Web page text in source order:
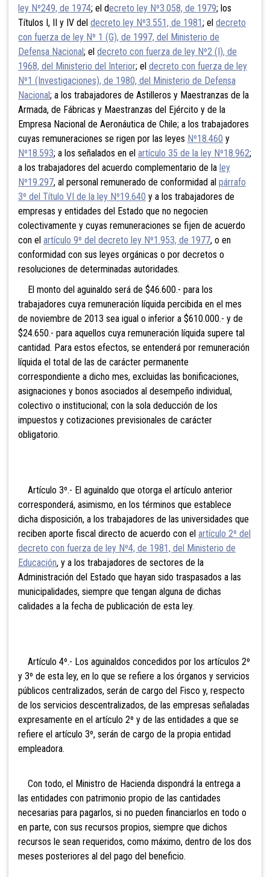
ley Nº249, de 1974; el decreto ley Nº3.058, de 1979; los
Títulos I, II y IV del decreto ley Nº3.551, de 1981; el decreto
con fuerza de ley Nº 1 (G), de 1997, del Ministerio de
Defensa Nacional; el decreto con fuerza de ley Nº2 (I), de
1968, del Ministerio del Interior; el decreto con fuerza de ley
Nº1 (Investigaciones), de 1980, del Ministerio de Defensa
Nacional; a los trabajadores de Astilleros y Maestranzas de la
Armada, de Fábricas y Maestranzas del Ejército y de la
Empresa Nacional de Aeronáutica de Chile; a los trabajadores
cuyas remuneraciones se rigen por las leyes Nº18.460 y
Nº18.593; a los señalados en el artículo 35 de la ley Nº18.962;
a los trabajadores del acuerdo complementario de la ley
Nº19.297, al personal remunerado de conformidad al párrafo
3º del Título VI de la ley Nº19.640 y a los trabajadores de
empresas y entidades del Estado que no negocien
colectivamente y cuyas remuneraciones se fijen de acuerdo
con el artículo 9º del decreto ley Nº1.953, de 1977, o en
conformidad con sus leyes orgánicas o por decretos o
resoluciones de determinadas autoridades.
El monto del aguinaldo será de $46.600.- para los
trabajadores cuya remuneración líquida percibida en el mes
de noviembre de 2013 sea igual o inferior a $610.000.- y de
$24.650.- para aquellos cuya remuneración líquida supere tal
cantidad. Para estos efectos, se entenderá por remuneración
líquida el total de las de carácter permanente
correspondiente a dicho mes, excluidas las bonificaciones,
asignaciones y bonos asociados al desempeño individual,
colectivo o institucional; con la sola deducción de los
impuestos y cotizaciones previsionales de carácter
obligatorio.
Artículo 3º.- El aguinaldo que otorga el artículo anterior
corresponderá, asimismo, en los términos que establece
dicha disposición, a los trabajadores de las universidades que
reciben aporte fiscal directo de acuerdo con el artículo 2º del
decreto con fuerza de ley Nº4, de 1981, del Ministerio de
Educación, y a los trabajadores de sectores de la
Administración del Estado que hayan sido traspasados a las
municipalidades, siempre que tengan alguna de dichas
calidades a la fecha de publicación de esta ley.
Artículo 4º.- Los aguinaldos concedidos por los artículos 2º
y 3º de esta ley, en lo que se refiere a los órganos y servicios
públicos centralizados, serán de cargo del Fisco y, respecto
de los servicios descentralizados, de las empresas señaladas
expresamente en el artículo 2º y de las entidades a que se
refiere el artículo 3º, serán de cargo de la propia entidad
empleadora.
Con todo, el Ministro de Hacienda dispondrá la entrega a
las entidades con patrimonio propio de las cantidades
necesarias para pagarlos, si no pueden financiarlos en todo o
en parte, con sus recursos propios, siempre que dichos
recursos le sean requeridos, como máximo, dentro de los dos
meses posteriores al del pago del beneficio.